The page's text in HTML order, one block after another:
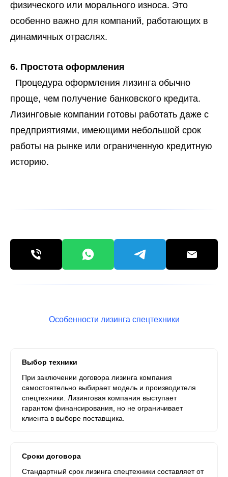
физического или морального износа. Это
особенно важно для компаний, работающих в
динамичных отраслях.
6. Простота оформления
Процедура оформления лизинга обычно
проще, чем получение банковского кредита.
Лизинговые компании готовы работать даже с
предприятиями, имеющими небольшой срок
работы на рынке или ограниченную кредитную
историю.
Особенности лизинга спецтехники
Выбор техники
При заключении договора лизинга компания
самостоятельно выбирает модель и производителя
спецтехники. Лизинговая компания выступает
гарантом финансирования, но не ограничивает
клиента в выборе поставщика.
Сроки договора
Стандартный срок лизинга спецтехники составляет от